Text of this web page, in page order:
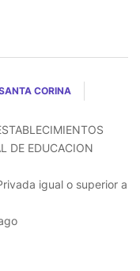
CORINA
DE EDUCACION
igual o superior a